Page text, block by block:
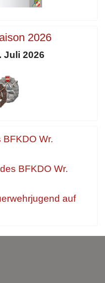
2026
Juli 2026
Wr.
BFKDO Wr.
auf